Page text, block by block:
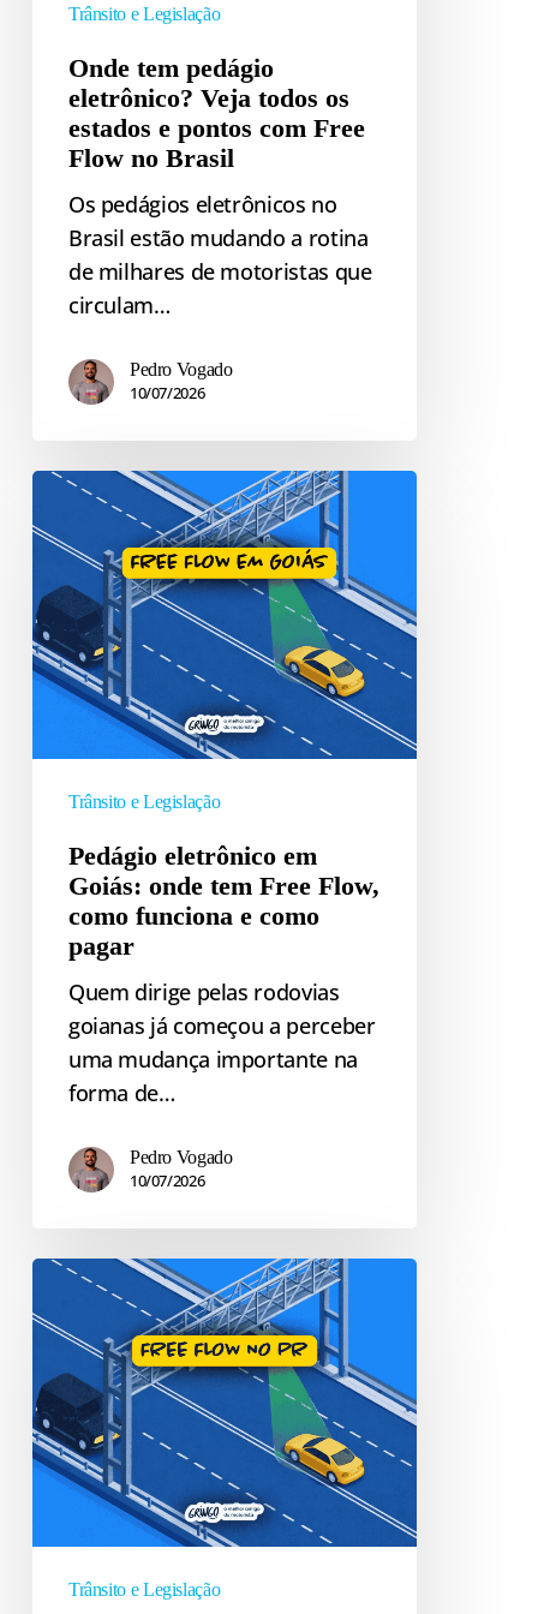
Flow
Brasil
Trânsito e Legislação
Onde tem pedágio
eletrônico? Veja todos os
estados e pontos com Free
Flow no Brasil
Os pedágios eletrônicos no
Brasil estão mudando a rotina
de milhares de motoristas que
circulam…
Pedro Vogado
10/07/2026
Pedágio
eletrônico
em
Goiás:
onde
tem
Free
como
funciona
como
pagar
Trânsito e Legislação
Pedágio eletrônico em
Goiás: onde tem Free Flow,
como funciona e como
pagar
Quem dirige pelas rodovias
goianas já começou a perceber
uma mudança importante na
forma de…
Pedro Vogado
10/07/2026
Pedágio
eletrônico
no
Paraná:
onde
tem
Free
como
funciona
Trânsito e Legislação